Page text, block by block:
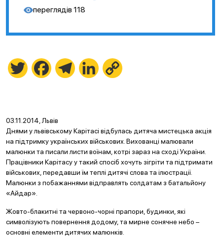
переглядів 118
Twitter FacebookTelegramLinkedIn
03.11.2014, Львів
Днями у львівському Карітасі відбулась дитяча мистецька акція
на підтримку українських військових. Вихованці малювали
малюнки та писали листи воїнам, котрі зараз на сході України.
Працівники Карітасу у такий спосіб хочуть зігріти та підтримати
військових, передавши їм теплі дитячі слова та ілюстрації.
Малюнки з побажаннями відправлять солдатам з батальйону
«Айдар».
Жовто-блакитні та червоно-чорні прапори, будинки, які
символізують повернення додому, та мирне сонячне небо –
основні елементи дитячих малюнків.